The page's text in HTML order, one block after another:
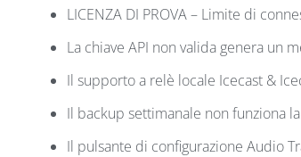
LICENZA DI PROVA – Limite di
La chiave API non valida genera un
Il supporto a relè locale Icecast &
Il backup settimanale non funziona
Il pulsante di configurazione Audio